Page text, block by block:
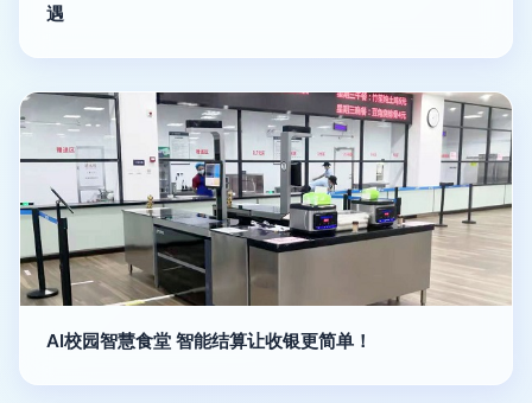
遇
AI校园智慧食堂 智能结算让收银更简单！